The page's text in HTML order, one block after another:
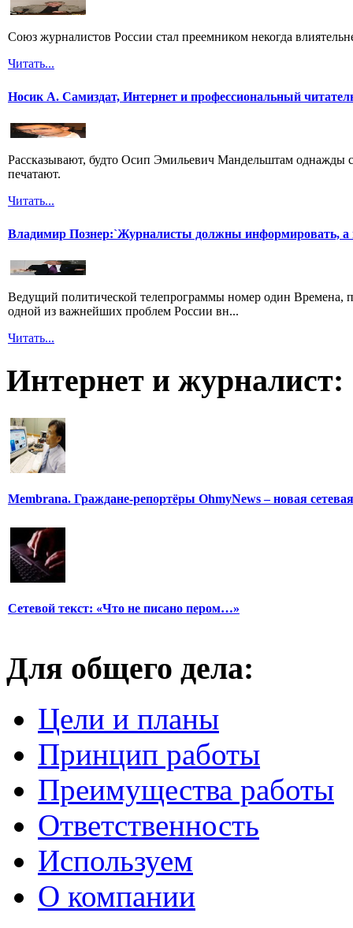
Союз журналистов России стал преемником некогда
Читать...
Носик А. Самиздат, Интернет и профессиональный
Рассказывают, будто Осип Эмильевич Мандельштам однажды
печатают.
Читать...
Владимир Познер:`Журналисты должны информировать, а
Ведущий политической телепрограммы номер один Времена,
одной из важнейших проблем России вн...
Читать...
Интернет и журналист:
Membrana. Граждане-репортёры OhmyNews – новая
Сетевой текст: «Что не писано пером…»
Для общего дела:
Цели и планы
Принцип работы
Преимущества работы
Ответственность
Используем
О компании